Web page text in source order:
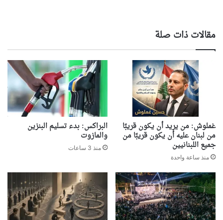
مقالات ذات صلة
غملوش: من يريد أن يكون قريبًا
من لبنان عليه أن يكون قريبًا من
جميع اللبنانيين
منذ ساعة واحدة
البراكس: بدء تسليم البنزين
والمازوت
منذ 3 ساعات